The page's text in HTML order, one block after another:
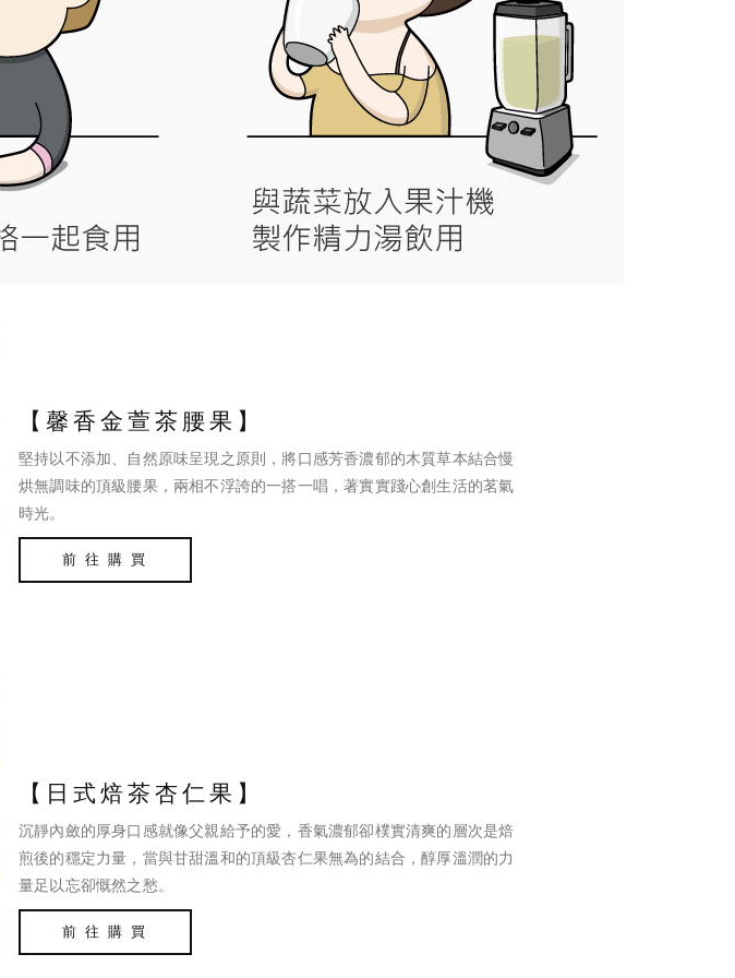
【馨香金萱茶腰果】
堅持以不添加、自然原味呈現之原則，將口感芳香濃郁的木質草本結合慢
烘無調味的頂級腰果，兩相不浮誇的一搭一唱，著實實踐心創生活的茗氣
時光。
前 往 購 買
【日式焙茶杏仁果】
沉靜內斂的厚身口感就像父親給予的愛，香氣濃郁卻樸實清爽的層次是焙
煎後的穩定力量，當與甘甜溫和的頂級杏仁果無為的結合，醇厚溫潤的力
量足以忘卻慨然之愁。
前 往 購 買